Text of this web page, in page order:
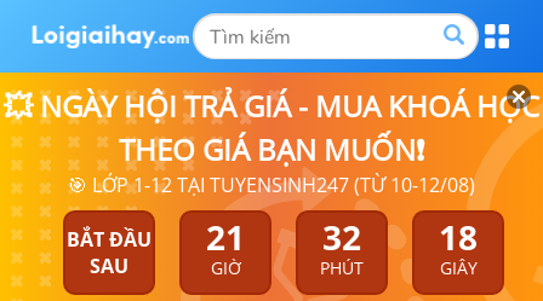
💥 NGÀY HỘI TRẢ GIÁ - MUA KHOÁ HỌC
THEO GIÁ BẠN MUỐN❗
🎯 LỚP 1-12 TẠI TUYENSINH247 (TỪ 10-12/08)
BẮT ĐẦU
SAU
21
GIỜ
32
PHÚT
18
GIÂY